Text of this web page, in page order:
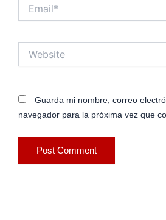
Guarda mi nombre, correo
navegador para la próxima vez que